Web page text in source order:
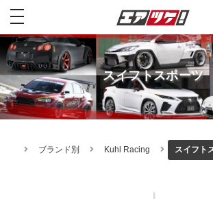
toggle
スイフトスポーツ
ブランド別 Kuhl Racing スイフト